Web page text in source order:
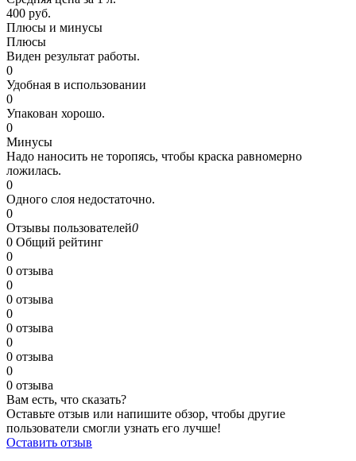
400 руб.
Плюсы и минусы
Плюсы
Виден результат работы.
0
Удобная в использовании
0
Упакован хорошо.
0
Минусы
Надо наносить не торопясь, чтобы краска равномерно
ложилась.
0
Одного слоя недостаточно.
0
Отзывы пользователей0
0 Общий рейтинг
0
0 отзыва
0
0 отзыва
0
0 отзыва
0
0 отзыва
0
0 отзыва
Вам есть, что сказать?
Оставьте отзыв или напишите обзор, чтобы другие
пользователи смогли узнать его лучше!
Оставить отзыв